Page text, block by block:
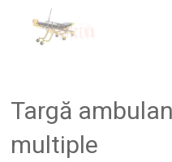
Targă
multiple